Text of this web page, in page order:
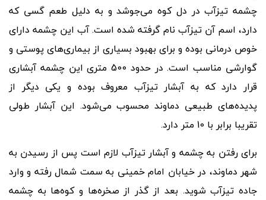
چشمه تیزآب در دل کوه میجوشد و به دلیل طعم گسی که
دارد، اسم آن تیزآب نام گرفته شده است. آب این چشمه دارای
خوص درمانی بوده و برای بهبود بسیاری از بیماریهای پوستی و
گوارشی مناسب است. در حدود 500 متری این چشمه آبشاری
قرار دارد که به آبشار تیزآب معروف بوده و یکی دیگر از
پدیدههای طبیعی دماوند محسوب میشود. این آبشار طولی
تقریبا برابر با 10 متر دارد.
برای رفتن به چشمه و آبشار تیزآب لازم است پس از رسیدن به
شهر دماوند، در خیابان امام خمینی به سمت شمال رفته و وارد
جاده تیزآب شوید. بعد از گذر از صخرهها و کوهها به چشمه